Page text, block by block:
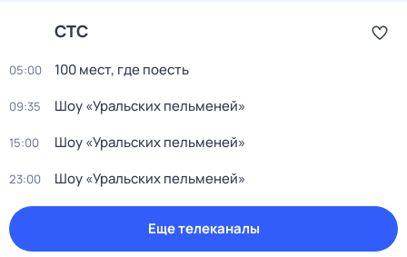
СТС
05:00 100 мест, где поесть
09:35 Шоу «Уральских пельменей»
15:00 Шоу «Уральских пельменей»
23:00 Шоу «Уральских пельменей»
Еще телеканалы